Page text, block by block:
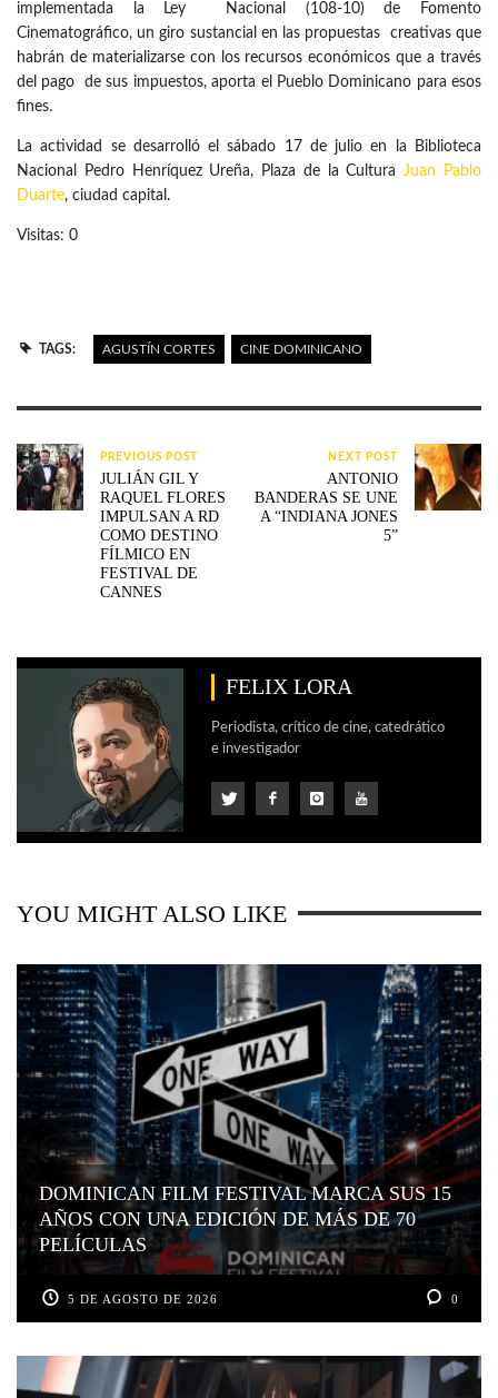
implementada la Ley Nacional (108-10) de Fomento
Cinematográfico, un giro sustancial en las propuestas creativas que
habrán de materializarse con los recursos económicos que a través
del pago de sus impuestos, aporta el Pueblo Dominicano para esos
fines.
La actividad se desarrolló el sábado 17 de julio en la Biblioteca
Nacional Pedro Henríquez Ureña, Plaza de la CulturaJuan Pablo
Duarte, ciudad capital.
Visitas: 0
TAGS: AGUSTÍN CORTES CINE DOMINICANO
PREVIOUS POST
JULIÁN GIL Y
RAQUEL FLORES
IMPULSAN A RD
COMO DESTINO
FÍLMICO EN
FESTIVAL DE
CANNES
NEXT POST
ANTONIO
BANDERAS SE UNE
A “INDIANA JONES
5”
FELIX LORA
Periodista, crítico de cine, catedrático
e investigador
YOU MIGHT ALSO LIKE
DOMINICAN FILM FESTIVAL MARCA SUS 15
AÑOS CON UNA EDICIÓN DE MÁS DE 70
PELÍCULAS
5 DE AGOSTO DE 2026 0